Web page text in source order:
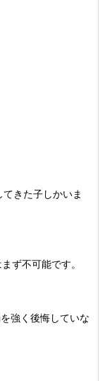
きた子しかいま
ず不可能です。
強く後悔していな